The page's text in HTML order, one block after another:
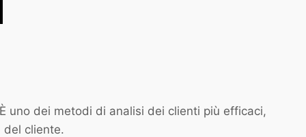
uno dei metodi di analisi dei clienti più efficaci,
cliente.